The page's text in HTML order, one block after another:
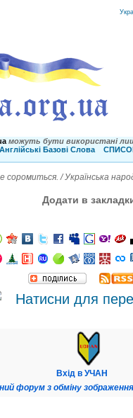
можуть бути використані
Англійські Базові Слова
/ Українська
Додати в
Вхід в УЧАН
форум з обміну